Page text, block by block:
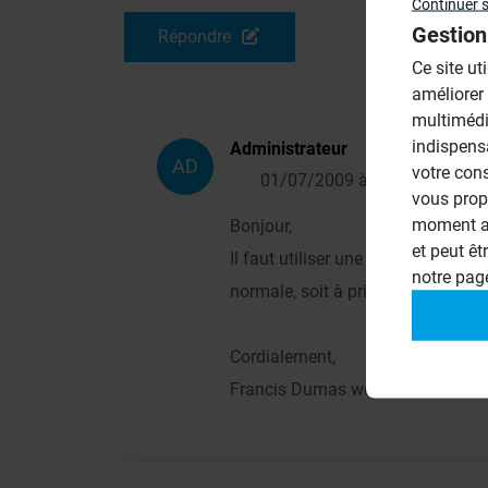
Répondre
AD
Administrateur
01/07/2009 à 16h07
Bonjour,
Il faut utiliser une colle à
normale, soit à prise rapide.
Cordialement,
Francis Dumas wedi France,
Continuer
Ce site
votre
vous
moment
et peut
notre